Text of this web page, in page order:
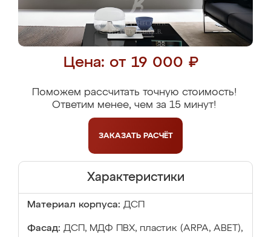
Цена: от 19 000 ₽
Поможем рассчитать точную стоимость!
Ответим менее, чем за 15 минут!
ЗАКАЗАТЬ РАСЧЁТ
Характеристики
Материал корпуса: ДСП
Фасад: ДСП, МДФ ПВХ, пластик (ARPA, ABET),